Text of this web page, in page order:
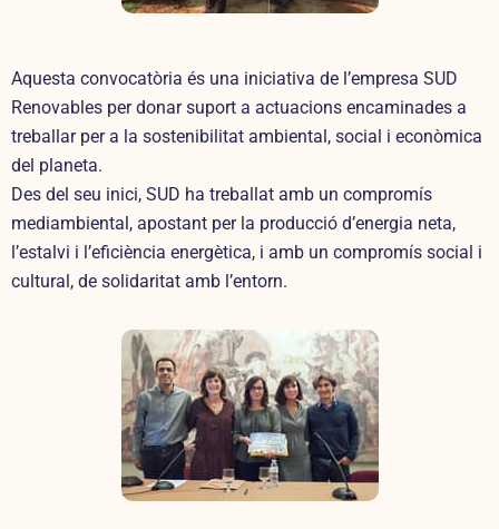
Aquesta convocatòria és una iniciativa de l’empresa SUD
Renovables per donar suport a actuacions encaminades a
treballar per a la sostenibilitat ambiental, social i econòmica
del planeta.
Des del seu inici, SUD ha treballat amb un compromís
mediambiental, apostant per la producció d’energia neta,
l’estalvi i l’eficiència energètica, i amb un compromís social i
cultural, de solidaritat amb l’entorn.